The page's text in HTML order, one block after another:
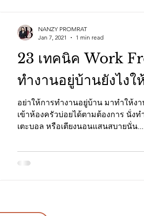
23 เทคนิค Work
ทำงานอยู่บ้านยังไงใ
อย่าให้การทำงานอยู่บ้าน มาทำให้ง
เข้าห้องครัวบ่อยได้ตามต้องการ นั่ง
เตะบอล หรือเตียงนอนแสนสบายนั่น...
NANZY PROMRAT
Jan 7, 2021
1 min read